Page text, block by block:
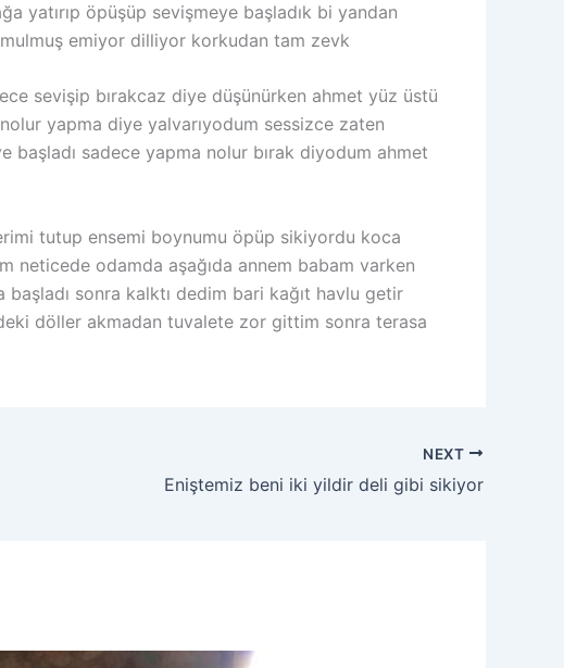
yatırıp öpüşüp sevişmeye başladık bi yandan
emiyor dilliyor korkudan tam zevk
sevişip bırakcaz diye düşünürken ahmet yüz üstü
yapma diye yalvarıyodum sessizce zaten
başladı sadece yapma nolur bırak diyodum ahmet
tutup ensemi boynumu öpüp sikiyordu koca
neticede odamda aşağıda annem babam varken
sonra kalktı dedim bari kağıt havlu getir
döller akmadan tuvalete zor gittim sonra terasa
NEXT
Eniştemiz beni iki yildir deli gibi sikiyor